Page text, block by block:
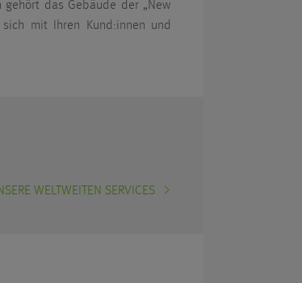
das Gebäude der „New
mit Ihren Kund:innen und
WELTWEITEN SERVICES